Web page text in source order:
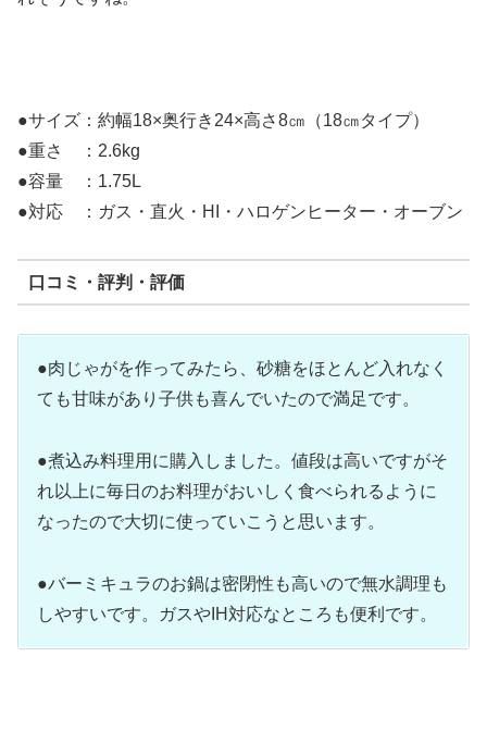
●サイズ：約幅18×奥行き24×高さ8㎝（18㎝タイプ）
●重さ ：2.6kg
●容量 ：1.75L
●対応 ：ガス・直火・HI・ハロゲンヒーター・オーブン
口コミ・評判・評価
●肉じゃがを作ってみたら、砂糖をほとんど入れなく
ても甘味があり子供も喜んでいたので満足です。
●煮込み料理用に購入しました。値段は高いですがそ
れ以上に毎日のお料理がおいしく食べられるように
なったので大切に使っていこうと思います。
●バーミキュラのお鍋は密閉性も高いので無水調理も
しやすいです。ガスやIH対応なところも便利です。